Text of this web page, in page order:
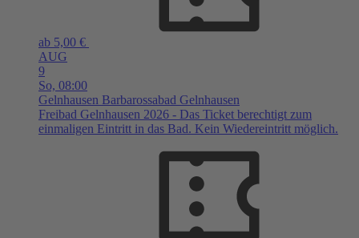
ab 5,00 €
AUG
9
So, 08:00
Gelnhausen Barbarossabad Gelnhausen
Freibad Gelnhausen 2026 - Das Ticket berechtigt zum
einmaligen Eintritt in das Bad. Kein Wiedereintritt möglich.